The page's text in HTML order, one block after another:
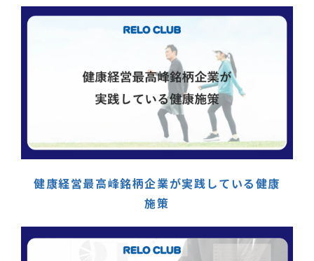
健康経営最高峰銘柄企業が実践している健康
施策